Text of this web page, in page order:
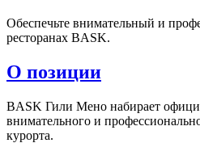
Обеспечьте внимательный и
ресторанах BASK.
О позиции
BASK Гили Мено набирает
внимательного и
курорта.